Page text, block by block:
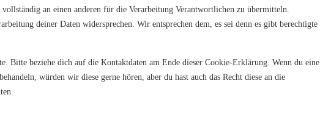
an einen anderen für die Verarbeitung Verantwortlichen zu übermitteln.
deiner Daten widersprechen. Wir entsprechen dem, es sei denn es gibt berechtigte
Bitte beziehe dich auf die Kontaktdaten am Ende dieser Cookie-Erklärung. Wenn du eine
würden wir diese gerne hören, aber du hast auch das Recht diese an die